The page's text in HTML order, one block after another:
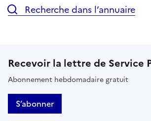
Recherche dans l’annuaire
Recevoir la lettre de Service
Abonnement hebdomadaire gratuit
S’abonner